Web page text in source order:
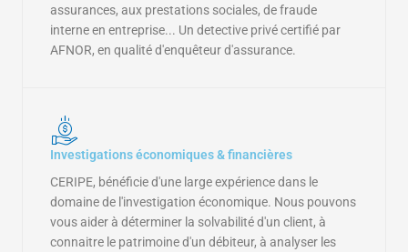
assurances, aux prestations sociales, de fraude
interne en entreprise... Un detective privé certifié par
AFNOR, en qualité d'enquêteur d'assurance.
Investigations économiques & financières
CERIPE, bénéficie d'une large expérience dans le
domaine de l'investigation économique. Nous pouvons
vous aider à déterminer la solvabilité d'un client, à
connaitre le patrimoine d'un débiteur, à analyser les